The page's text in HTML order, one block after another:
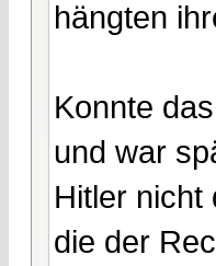
hängten
Konnte
und war
Hitler nicht
die der